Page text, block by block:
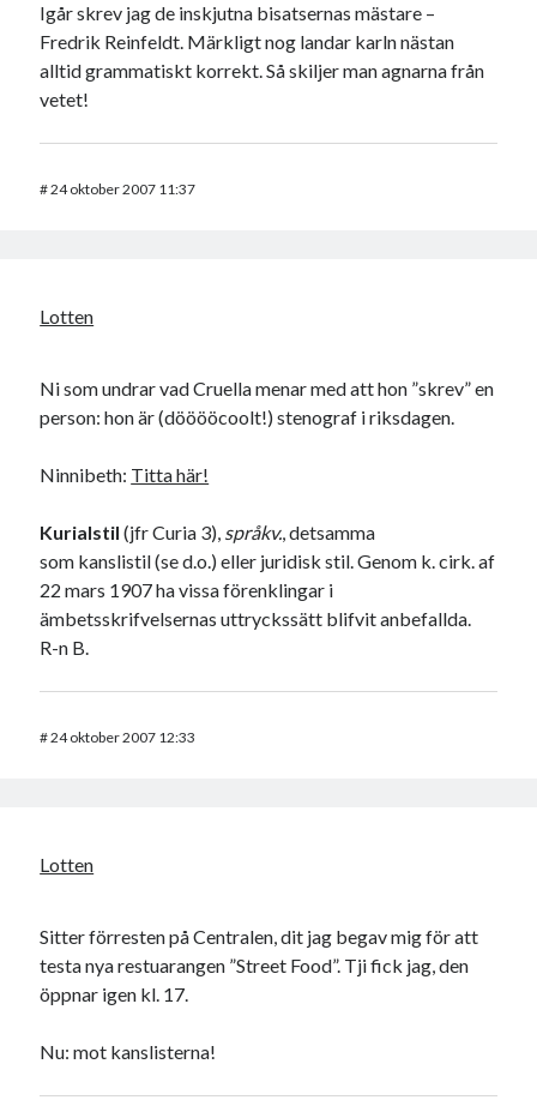
Igår skrev jag de inskjutna bisatsernas mästare –
Fredrik Reinfeldt. Märkligt nog landar karln nästan
alltid grammatiskt korrekt. Så skiljer man agnarna från
vetet!
#24 oktober 2007 11:37
Lotten
Ni som undrar vad Cruella menar med att hon ”skrev” en
person: hon är (dööööcoolt!) stenograf i riksdagen.
Ninnibeth: Titta här!
Kurialstil (jfr Curia 3), språkv., detsamma
som kanslistil (se d.o.) eller juridisk stil. Genom k. cirk. af
22 mars 1907 ha vissa förenklingar i
ämbetsskrifvelsernas uttryckssätt blifvit anbefallda.
R-n B.
#24 oktober 2007 12:33
Lotten
Sitter förresten på Centralen, dit jag begav mig för att
testa nya restuarangen ”Street Food”. Tji fick jag, den
öppnar igen kl. 17.
Nu: mot kanslisterna!